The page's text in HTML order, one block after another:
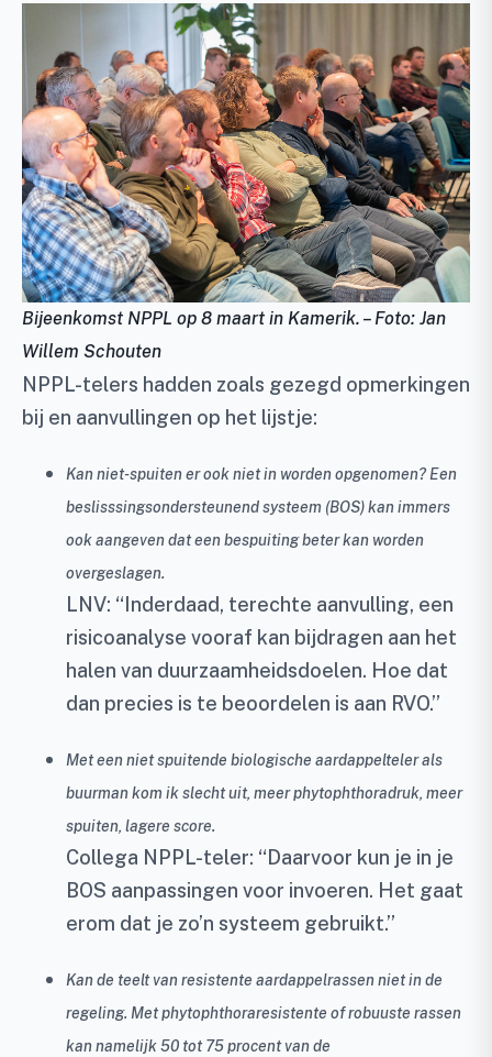
Bijeenkomst NPPL op 8 maart in Kamerik. – Foto: Jan
Willem Schouten
NPPL-telers hadden zoals gezegd opmerkingen
bij en aanvullingen op het lijstje:
Kan niet-spuiten er ook niet in worden opgenomen? Een
beslisssingsondersteunend systeem (BOS) kan immers
ook aangeven dat een bespuiting beter kan worden
overgeslagen.
LNV: “Inderdaad, terechte aanvulling, een
risicoanalyse vooraf kan bijdragen aan het
halen van duurzaamheidsdoelen. Hoe dat
dan precies is te beoordelen is aan RVO.”
Met een niet spuitende biologische aardappelteler als
buurman kom ik slecht uit, meer phytophthoradruk, meer
spuiten, lagere score.
Collega NPPL-teler: “Daarvoor kun je in je
BOS aanpassingen voor invoeren. Het gaat
erom dat je zo’n systeem gebruikt.”
Kan de teelt van resistente aardappelrassen niet in de
regeling. Met phytophthoraresistente of robuuste rassen
kan namelijk 50 tot 75 procent van de